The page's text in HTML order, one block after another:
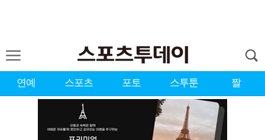
연예 스포츠 포토 스투툰 짤